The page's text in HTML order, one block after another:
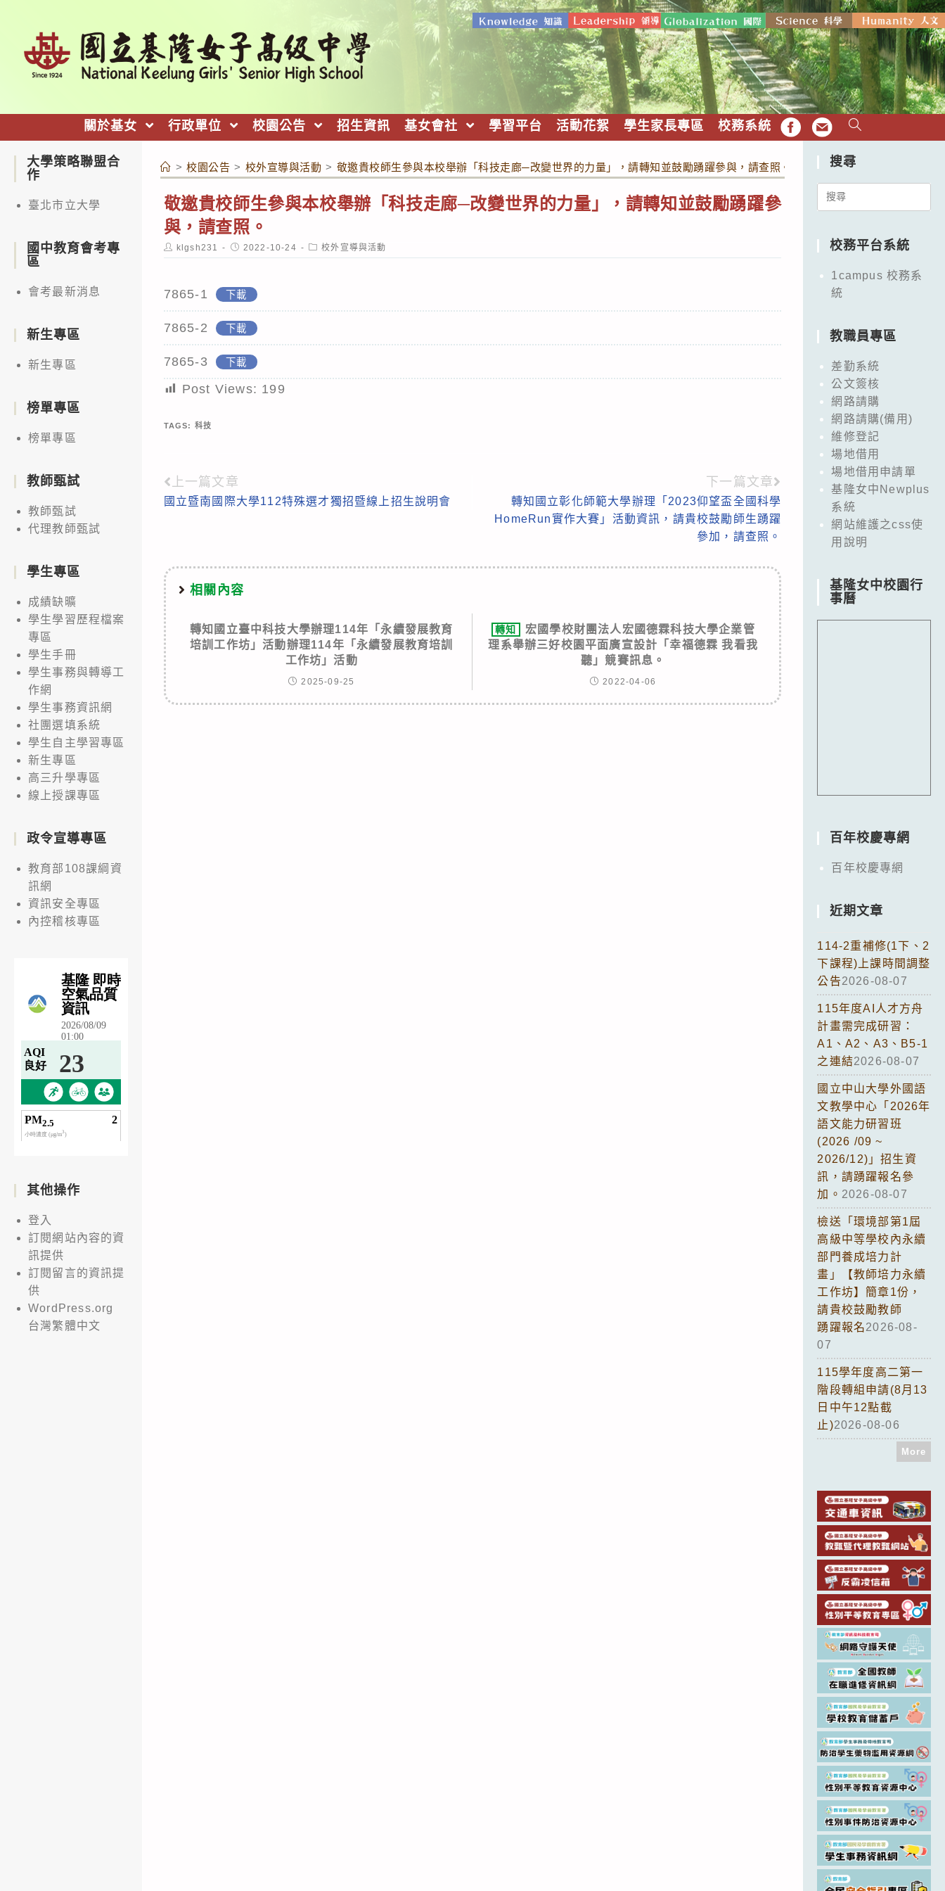
關於基女 行政單位 校園公告 招生資訊 基女會社 學習平台 活動花絮 學生家長專區 校務系統 FB EMAIL
> 校園公告 > 校外宣導與活動 > 敬邀貴校師生參與本校舉辦「科技走廊─改變世界的力量」，請轉知並鼓勵踴躍參與，請查照。
敬邀貴校師生參與本校舉辦「科技走廊─改變世界的力量」，請轉知並鼓勵踴躍參
與，請查照。
Post
author:
klgsh231
Post
published:
2022-10-24
Post
category:
校外宣導與活動
7865-1 下載
7865-2 下載
7865-3 下載
Post Views: 199
TAGS: 科技
Read
more
上一篇文章
國立暨南國際大學112特殊選才獨招暨線上招生說明會
下一篇文章
轉知國立彰化師範大學辦理「2023仰望盃全國科學
HomeRun實作大賽」活動資訊，請貴校鼓勵師生踴躍
參加，請查照。
相關內容
轉知國立臺中科技大學辦理114年「永續發展教育
培訓工作坊」活動辦理114年「永續發展教育培訓
工作坊」活動
2025-09-25
轉知
宏國學校財團法人宏國德霖科技大學企業管
理系舉辦三好校園平面廣宣設計「幸福德霖 我看我
聽」競賽訊息。
2022-04-06
大學策略聯盟合
作
臺北市立大學
國中教育會考專
區
會考最新消息
新生專區
新生專區
榜單專區
榜單專區
教師甄試
教師甄試
代理教師甄試
學生專區
成績缺曠
學生學習歷程檔案
專區
學生手冊
學生事務與轉導工
作網
學生事務資訊網
社團選填系統
學生自主學習專區
新生專區
高三升學專區
線上授課專區
政令宣導專區
教育部108課綱資
訊網
資訊安全專區
內控稽核專區
其他操作
登入
訂閱網站內容的資
訊提供
訂閱留言的資訊提
供
WordPress.org
台灣繁體中文
搜尋
Search
校務平台系統
1campus 校務系
統
教職員專區
差勤系統
公文簽核
網路請購
網路請購(備用)
維修登記
場地借用
場地借用申請單
基隆女中Newplus
系統
網站維護之css使
用說明
基隆女中校園行
事曆
百年校慶專網
百年校慶專網
近期文章
114-2重補修(1下、2
下課程)上課時間調整
公告2026-08-07
115年度AI人才方舟
計畫需完成研習：
A1、A2、A3、B5-1
之連結2026-08-07
國立中山大學外國語
文教學中心「2026年
語文能力研習班
(2026 /09 ~
2026/12)」招生資
訊，請踴躍報名參
加。 2026-08-07
檢送「環境部第1屆
高級中等學校內永續
部門養成培力計
畫」【教師培力永續
工作坊】簡章1份，
請貴校鼓勵教師
踴躍報名2026-08-
07
115學年度高二第一
階段轉組申請(8月13
日中午12點截
止)2026-08-06
More